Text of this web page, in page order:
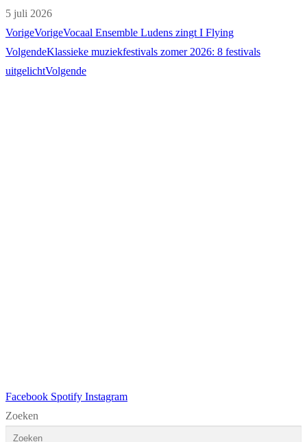
5 juli 2026
VorigeVorigeVocaal Ensemble Ludens zingt I Flying
VolgendeKlassieke muziekfestivals zomer 2026: 8 festivals
uitgelichtVolgende
Facebook Spotify Instagram
Zoeken